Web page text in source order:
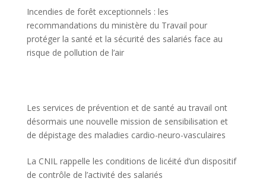
Incendies de forêt exceptionnels : les
recommandations du ministère du Travail pour
protéger la santé et la sécurité des salariés face au
risque de pollution de l’air
Les services de prévention et de santé au travail ont
désormais une nouvelle mission de sensibilisation et
de dépistage des maladies cardio-neuro-vasculaires
La CNIL rappelle les conditions de licéité d’un dispositif
de contrôle de l’activité des salariés